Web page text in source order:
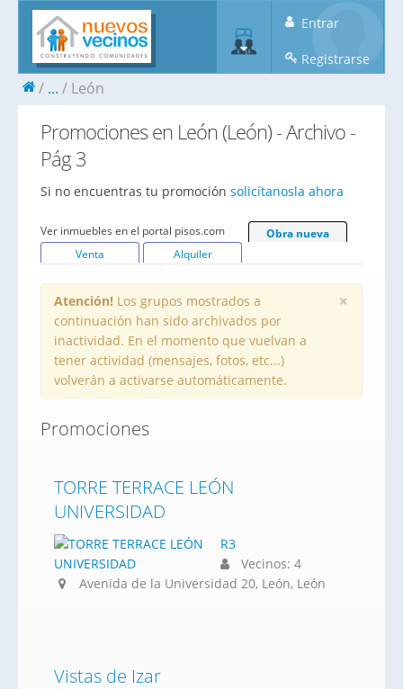
Entrar
Registrarse
... León
Promociones en León (León) - Archivo -
Pág 3
Si no encuentras tu promoción solicítanosla ahora
Ver inmuebles en el portal pisos.com
Obra nueva
Venta
Alquiler
×
Atención! Los grupos mostrados a
continuación han sido archivados por
inactividad. En el momento que vuelvan a
tener actividad (mensajes, fotos, etc...)
volverán a activarse automáticamente.
Promociones
TORRE TERRACE LEÓN
UNIVERSIDAD
R3
Vecinos: 4
Avenida de la Universidad 20, León, León
Vistas de Izar